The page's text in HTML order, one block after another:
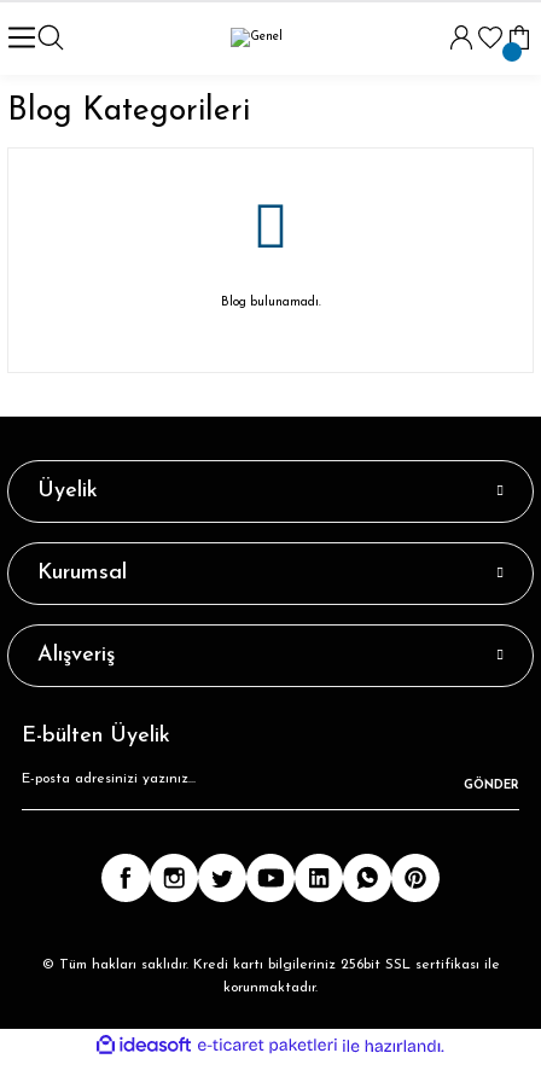
Blog Kategorileri
Blog bulunamadı.
Üyelik
Kurumsal
Alışveriş
E-bülten Üyelik
GÖNDER
© Tüm hakları saklıdır. Kredi kartı bilgileriniz 256bit SSL sertifikası ile
korunmaktadır.
ideasoft
e-